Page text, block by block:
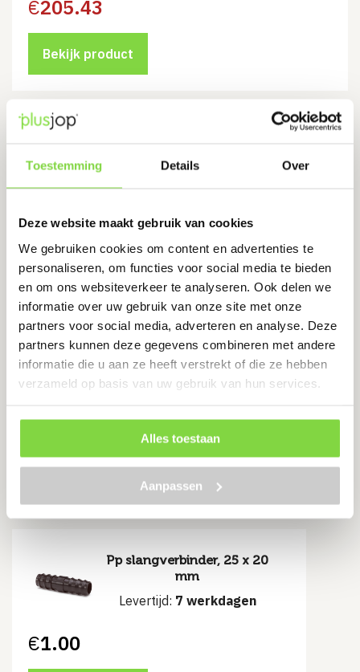
Toestemming Details Over
Deze website maakt gebruik van cookies
We gebruiken cookies om content en advertenties te
personaliseren, om functies voor social media te bieden
en om ons websiteverkeer te analyseren. Ook delen we
informatie over uw gebruik van onze site met onze
partners voor social media, adverteren en analyse. Deze
partners kunnen deze gegevens combineren met andere
informatie die u aan ze heeft verstrekt of die ze hebben
verzameld op basis van uw gebruik van hun services.
Alles toestaan
Aanpassen
€205.43
Bekijk product
LDPE Druppelslang Ø16 mm x 1.2
per 33 cm
€82.28
Bekijk product
Rain-Bird relais t.b.v.
regenautomaat Image 2, 4 en 6,
24 V – 50 Hz, inclusief voetje
Pp slangverbinder, 25 x 20
mm
Levertijd: 7 werkdagen
€1.00